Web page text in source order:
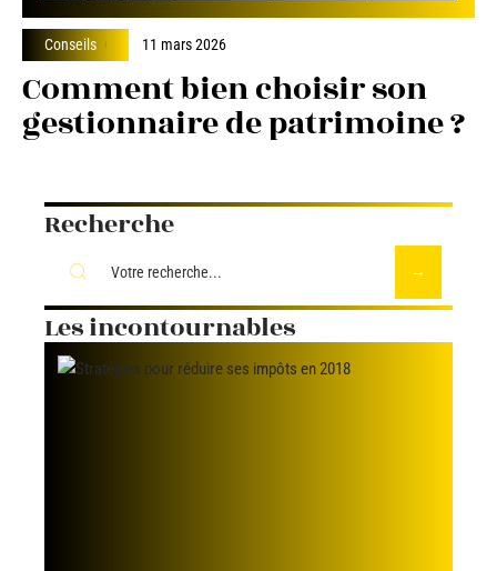
Conseils 11 mars 2026
Comment bien choisir son
gestionnaire de patrimoine ?
Recherche
Les incontournables